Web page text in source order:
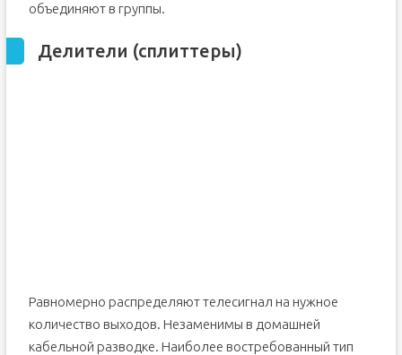
объединяют в группы.
Делители (сплиттеры)
Равномерно распределяют телесигнал на нужное
количество выходов. Незаменимы в домашней
кабельной разводке. Наиболее востребованный тип